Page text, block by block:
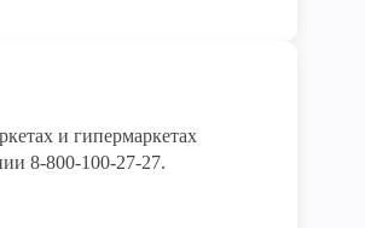
и гипермаркетах
8-800-100-27-27.